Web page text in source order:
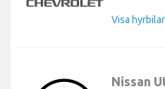
Visa
Nissan